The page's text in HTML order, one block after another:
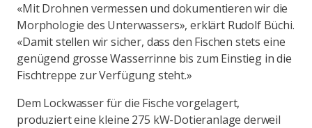
«Mit Drohnen vermessen und dokumentieren wir die
Morphologie des Unterwassers», erklärt Rudolf Büchi.
«Damit stellen wir sicher, dass den Fischen stets eine
genügend grosse Wasserrinne bis zum Einstieg in die
Fischtreppe zur Verfügung steht.»
Dem Lockwasser für die Fische vorgelagert,
produziert eine kleine 275 kW-Dotieranlage derweil